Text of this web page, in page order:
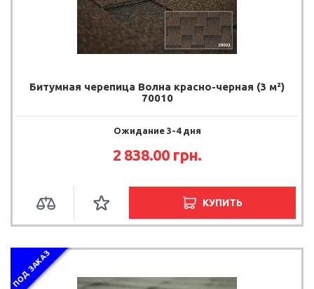
Битумная черепица Волна красно-черная (3 м²)
70010
Ожидание 3-4 дня
2 838.00 грн.
КУПИТЬ
ПОД ЗАКАЗ